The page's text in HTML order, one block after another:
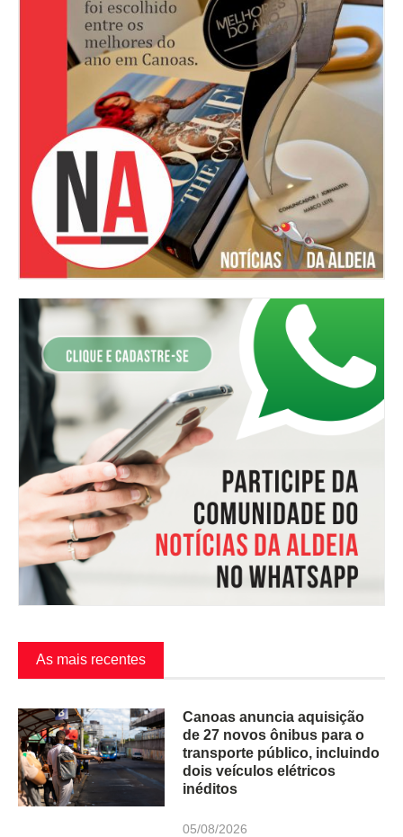
As mais recentes
Canoas anuncia aquisição
de 27 novos ônibus para o
transporte público, incluindo
dois veículos elétricos
inéditos
05/08/2026